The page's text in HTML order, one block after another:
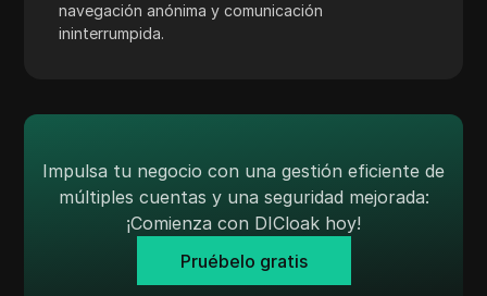
Objetivo
TransferWise
navegación anónima y comunicación
ininterrumpida.
Impulsa tu negocio con una gestión eficiente de
múltiples cuentas y una seguridad mejorada:
¡Comienza con DICloak hoy!
Pruébelo gratis